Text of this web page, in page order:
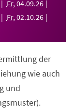
Fr, 04.09.26
Fr, 02.10.26
der
wie auch
und